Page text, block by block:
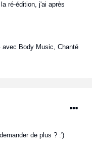
ré-édition, j'ai après
avec Body Music, Chanté
de plus ? :')